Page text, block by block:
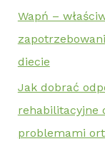
Wapń –
diecie
Jak dobrać
rehabilitacyjne
problemami